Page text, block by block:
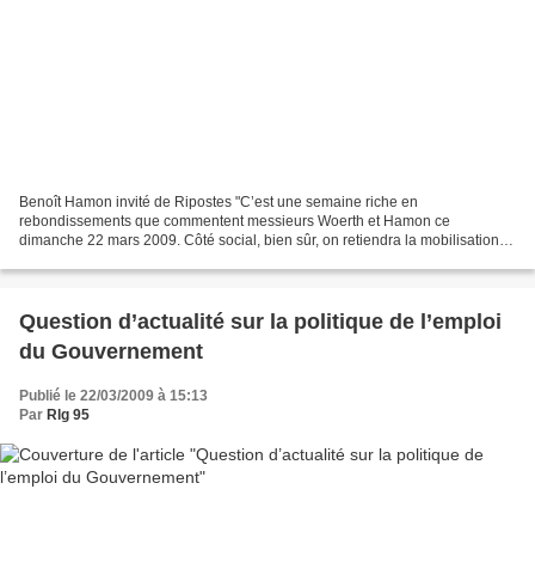
Benoît Hamon invité de Ripostes "C’est une semaine riche en
rebondissements que commentent messieurs Woerth et Hamon ce
dimanche 22 mars 2009. Côté social, bien sûr, on retiendra la mobilisation
Question d’actualité sur la politique de l’emploi
du Gouvernement
Publié le 22/03/2009 à 15:13
Par Rlg 95